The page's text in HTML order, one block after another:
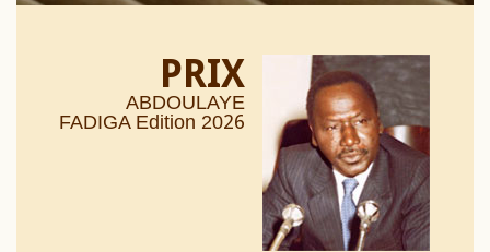
PRIX
ABDOULAYE
FADIGA Edition 2026